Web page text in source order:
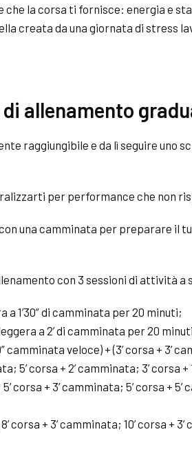
che la corsa ti fornisce: energia e
creata da una giornata di stress
allenamento
raggiungibile e da lì seguire uno
per performance che non
una camminata per preparare il
con 3 sessioni di attività a
1’30” di camminata per 20 minuti;
a 2’ di camminata per 20
camminata veloce) + (3’ corsa + 3’
5’ corsa + 2’ camminata; 3’ corsa +
corsa + 3’ camminata; 5’ corsa + 5’
corsa + 3’ camminata; 10’ corsa +